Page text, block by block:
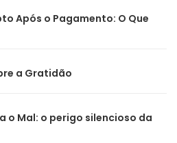
Após o Pagamento: O Que
a Gratidão
o Mal: o perigo silencioso da